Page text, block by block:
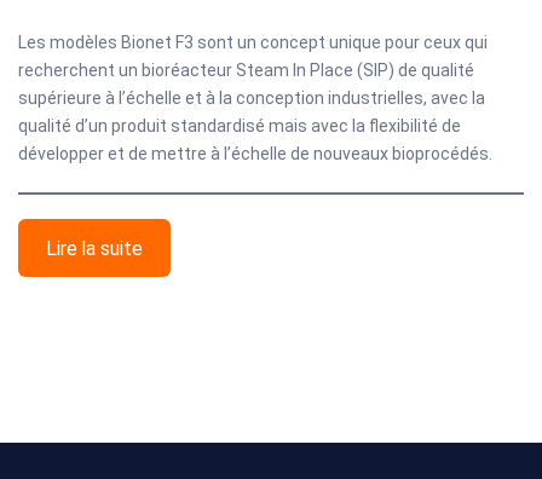
Les modèles Bionet F3 sont un concept unique pour ceux qui
recherchent un bioréacteur Steam In Place (SIP) de qualité
supérieure à l’échelle et à la conception industrielles, avec la
qualité d’un produit standardisé mais avec la flexibilité de
développer et de mettre à l’échelle de nouveaux bioprocédés.
Lire la suite